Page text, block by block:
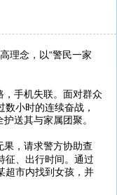
理念，以“警民一家
，手机失联。面对群众
小时的连续奋战，
送其与家属团聚。
，请求警方协助查
征、出行时间。通过
超市内找到女孩，并